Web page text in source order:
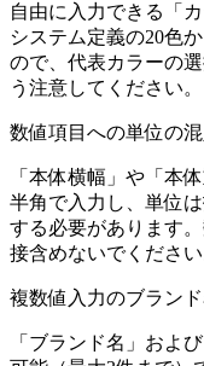
自由に入力できる「
システム定義の20色
ので、代表カラーの
う注意してください。
数値項目への単位の混
「本体横幅」や「本
半角で入力し、単位
する必要があります
接含めないでください
複数値入力のブラン
「ブランド名」およ